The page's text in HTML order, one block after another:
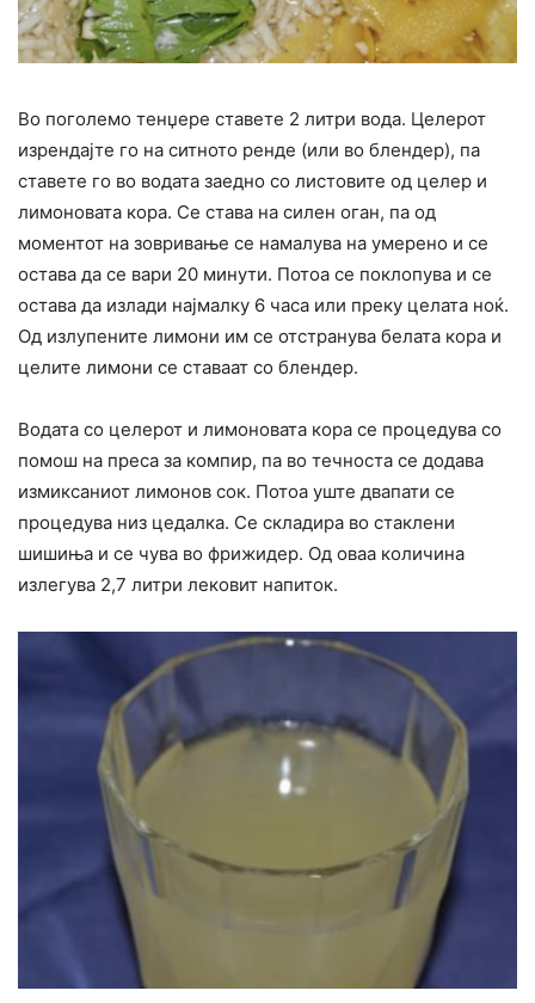
Во поголемо тенџере ставете 2 литри вода. Целерот
изрендајте го на ситното ренде (или во блендер), па
ставете го во водата заедно со листовите од целер и
лимоновата кора. Се става на силен оган, па од
моментот на зовривање се намалува на умерено и се
остава да се вари 20 минути. Потоа се поклопува и се
остава да излади најмалку 6 часа или преку целата ноќ.
Од излупените лимони им се отстранува белата кора и
целите лимони се ставаат со блендер.
Водата со целерот и лимоновата кора се процедува со
помош на преса за компир, па во течноста се додава
измиксаниот лимонов сок. Потоа уште двапати се
процедува низ цедалка. Се складира во стаклени
шишиња и се чува во фрижидер. Од оваа количина
излегува 2,7 литри лековит напиток.